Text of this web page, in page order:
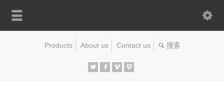
Products About us Contact us